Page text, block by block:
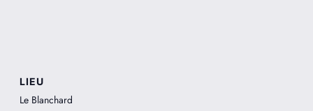
LIEU
Le Blanchard